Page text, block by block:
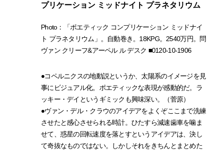
プリケーション ミッドナイト プラネタリウム
Photo：「ポエティック コンプリケーション ミッドナイ
ト プラネタリウム」。自動巻き。18KPG。2540万円。問
ヴァン クリーフ&アーペル ル デスク ■0120-10-1906
●コペルニクスの地動説というか、太陽系のイメージを見
事にビジュアル化。ポエティックな表現が感動的だ。ラ
ッキー・デイというギミックも興味深い。（菅原）
●ヴァン・デル・クラウのアイデアをよくぞここまで洗練
させたと感心させられる時計。ひたすら減速歯車を噛ま
せて、惑星の回転速度を落とすというアイデアは、決し
て奇抜なものではない。しかしそれをきちんとまとめた